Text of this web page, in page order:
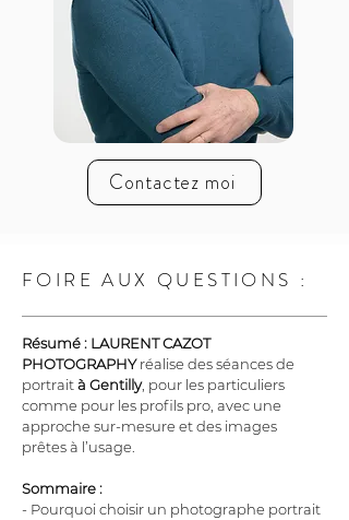
Contactez moi
FOIRE AUX QUESTIONS :
Résumé : LAURENT CAZOT
PHOTOGRAPHY réalise des séances de
portrait à Gentilly, pour les particuliers
comme pour les profils pro, avec une
approche sur-mesure et des images
prêtes à l’usage.
Sommaire :
- Pourquoi choisir un photographe portrait